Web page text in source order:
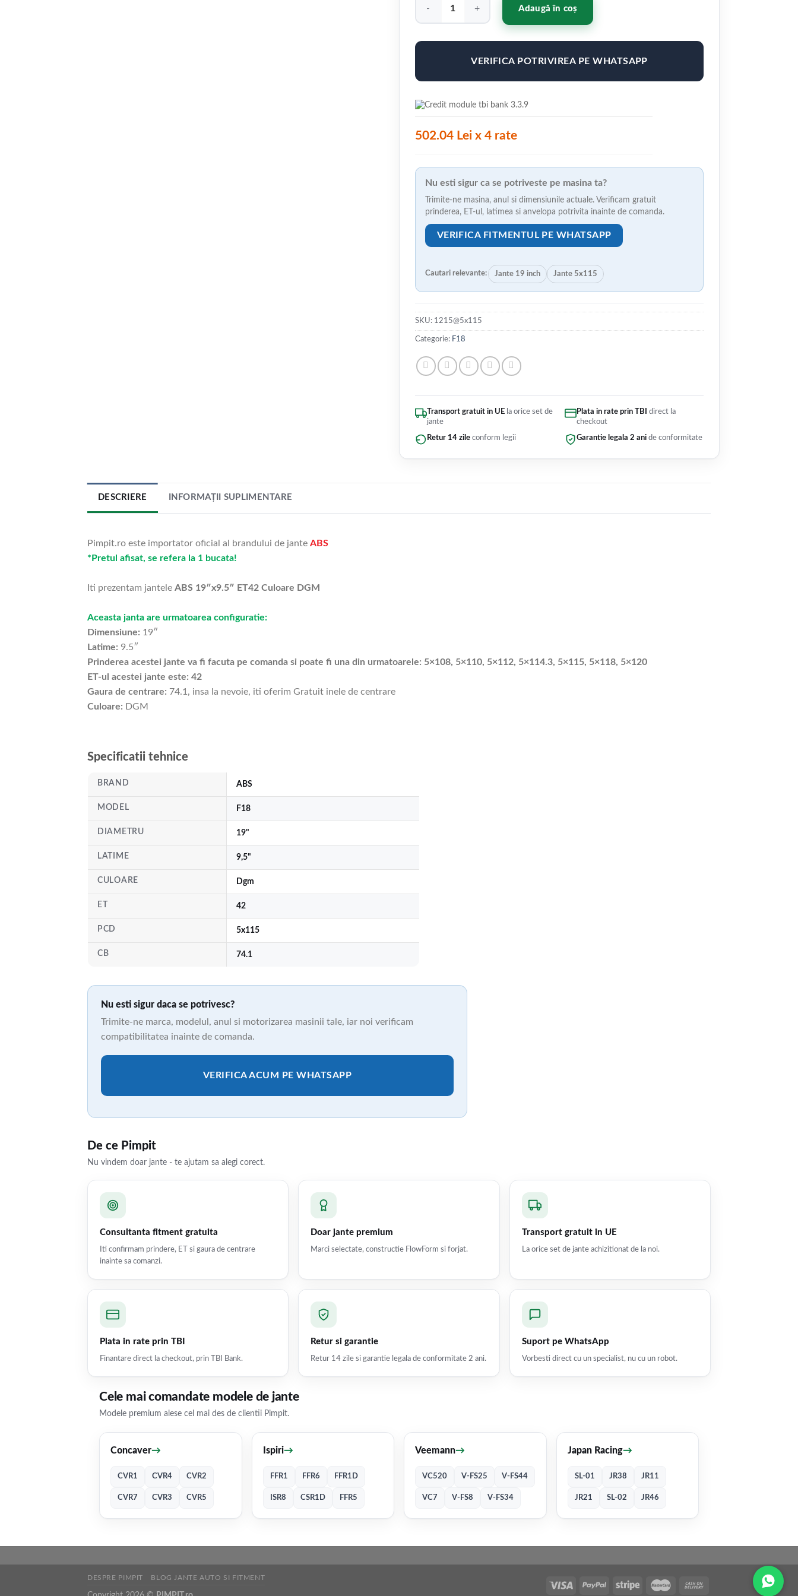
Adaugă în coș
VERIFICA POTRIVIREA PE WHATSAPP
502.04 Lei x 4 rate
Nu esti sigur ca se potriveste pe masina ta?
Trimite-ne masina, anul si dimensiunile actuale. Verificam gratuit
prinderea, ET-ul, latimea si anvelopa potrivita inainte de comanda.
VERIFICA FITMENTUL PE WHATSAPP
Cautari relevante: Jante 19 inch Jante 5x115
SKU: 1215@5x115
Categorie: F18
Transport gratuit in UE la orice set de
jante
Plata in rate prin TBI
direct la
checkout
Retur 14 zile conform legii Garantie legala 2 ani de conformitate
DESCRIERE INFORMAȚII SUPLIMENTARE
Pimpit.ro este importator oficial al brandului de jante ABS
*Pretul afisat, se refera la 1 bucata!
Iti prezentam jantele ABS 19″x9.5″ ET42 Culoare DGM
Aceasta janta are urmatoarea configuratie:
Dimensiune: 19″
Latime: 9.5″
Prinderea acestei jante va fi facuta pe comanda si poate fi una din urmatoarele: 5×108, 5×110, 5×112, 5×114.3, 5×115, 5×118, 5×120
ET-ul acestei jante este: 42
Gaura de centrare: 74.1, insa la nevoie, iti oferim Gratuit inele de centrare
Culoare: DGM
Specificatii tehnice
BRAND ABS
MODEL F18
DIAMETRU 19"
LATIME 9,5"
CULOARE Dgm
ET 42
PCD 5x115
CB 74.1
Nu esti sigur daca se potrivesc?
Trimite-ne marca, modelul, anul si motorizarea masinii tale, iar noi verificam
compatibilitatea inainte de comanda.
VERIFICA ACUM PE WHATSAPP
De ce Pimpit
Nu vindem doar jante - te ajutam sa alegi corect.
Consultanta fitment gratuita
Iti confirmam prindere, ET si gaura de centrare
inainte sa comanzi.
Doar jante premium
Marci selectate, constructie FlowForm si forjat.
Transport gratuit in UE
La orice set de jante achizitionat de la noi.
Plata in rate prin TBI
Finantare direct la checkout, prin TBI Bank.
Retur si garantie
Retur 14 zile si garantie legala de conformitate 2 ani.
Suport pe WhatsApp
Vorbesti direct cu un specialist, nu cu un robot.
Cele mai comandate modele de jante
Modele premium alese cel mai des de clientii Pimpit.
Concaver→
CVR1 CVR4 CVR2
CVR7 CVR3 CVR5
Ispiri→
FFR1 FFR6 FFR1D
ISR8 CSR1D FFR5
Veemann→
VC520 V-FS25 V-FS44
VC7 V-FS8 V-FS34
Japan Racing→
SL-01 JR38 JR11
JR21 SL-02 JR46
DESPRE PIMPIT BLOG JANTE AUTO SI FITMENT